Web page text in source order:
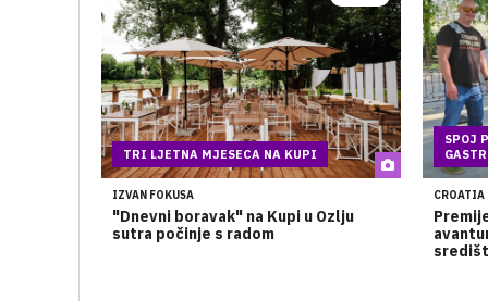
TRI LJETNA MJESECA NA KUPI
IZVAN FOKUSA
"Dnevni boravak" na Kupi u Ozlju
sutra počinje s radom
SPOJ
CROATIA